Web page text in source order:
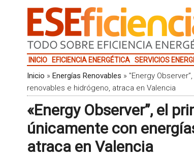
INICIO EFICIENCIA ENERGÉTICA SERVICIOS
Inicio » Energías Renovables » "Energy
renovables e hidrógeno, atraca en Valencia
«Energy Observer”, el
únicamente con
atraca en Valencia